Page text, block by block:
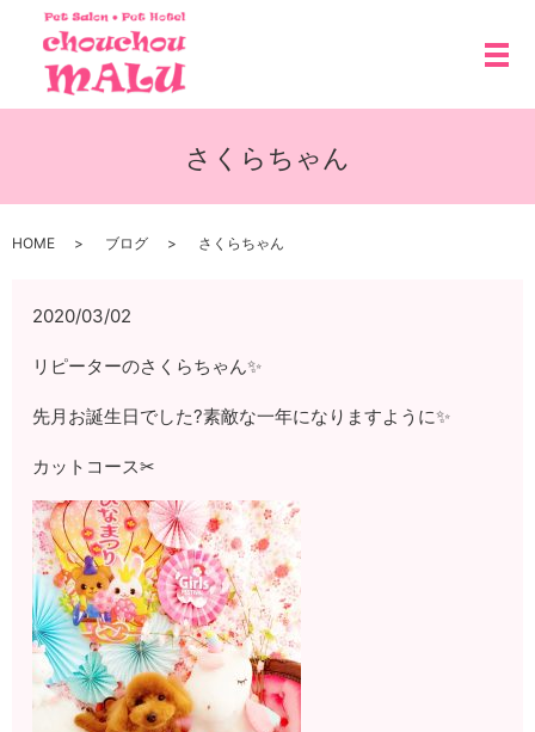
メ
さくらちゃん
HOME ブログ さくらちゃん
2020/03/02
リピーターのさくらちゃん✨
先月お誕生日でした?素敵な一年になりますように✨
カットコース✂